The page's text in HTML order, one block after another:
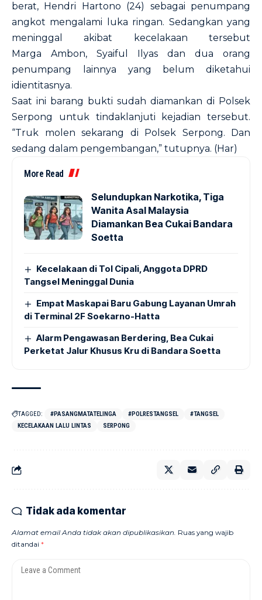
berat, Hendri Hartono (24) sebagai penumpang
angkot mengalami luka ringan. Sedangkan yang
meninggal akibat kecelakaan tersebut
Marga Ambon, Syaiful Ilyas dan dua orang
penumpang lainnya yang belum diketahui
idientitasnya.
Saat ini barang bukti sudah diamankan di Polsek
Serpong untuk tindaklanjuti kejadian tersebut.
“Truk molen sekarang di Polsek Serpong. Dan
sedang dalam pengembangan,” tutupnya. (Har)
More Read
Selundupkan Narkotika, Tiga
Wanita Asal Malaysia
Diamankan Bea Cukai Bandara
Soetta
Kecelakaan di Tol Cipali, Anggota DPRD
Tangsel Meninggal Dunia
Empat Maskapai Baru Gabung Layanan Umrah
di Terminal 2F Soekarno-Hatta
Alarm Pengawasan Berdering, Bea Cukai
Perketat Jalur Khusus Kru di Bandara Soetta
TAGGED: #PASANGMATATELINGA #POLRESTANGSEL
#TANGSEL
KECELAKAAN LALU LINTAS
SERPONG
Tidak ada komentar
Alamat email Anda tidak akan dipublikasikan. Ruas yang wajib
ditandai *